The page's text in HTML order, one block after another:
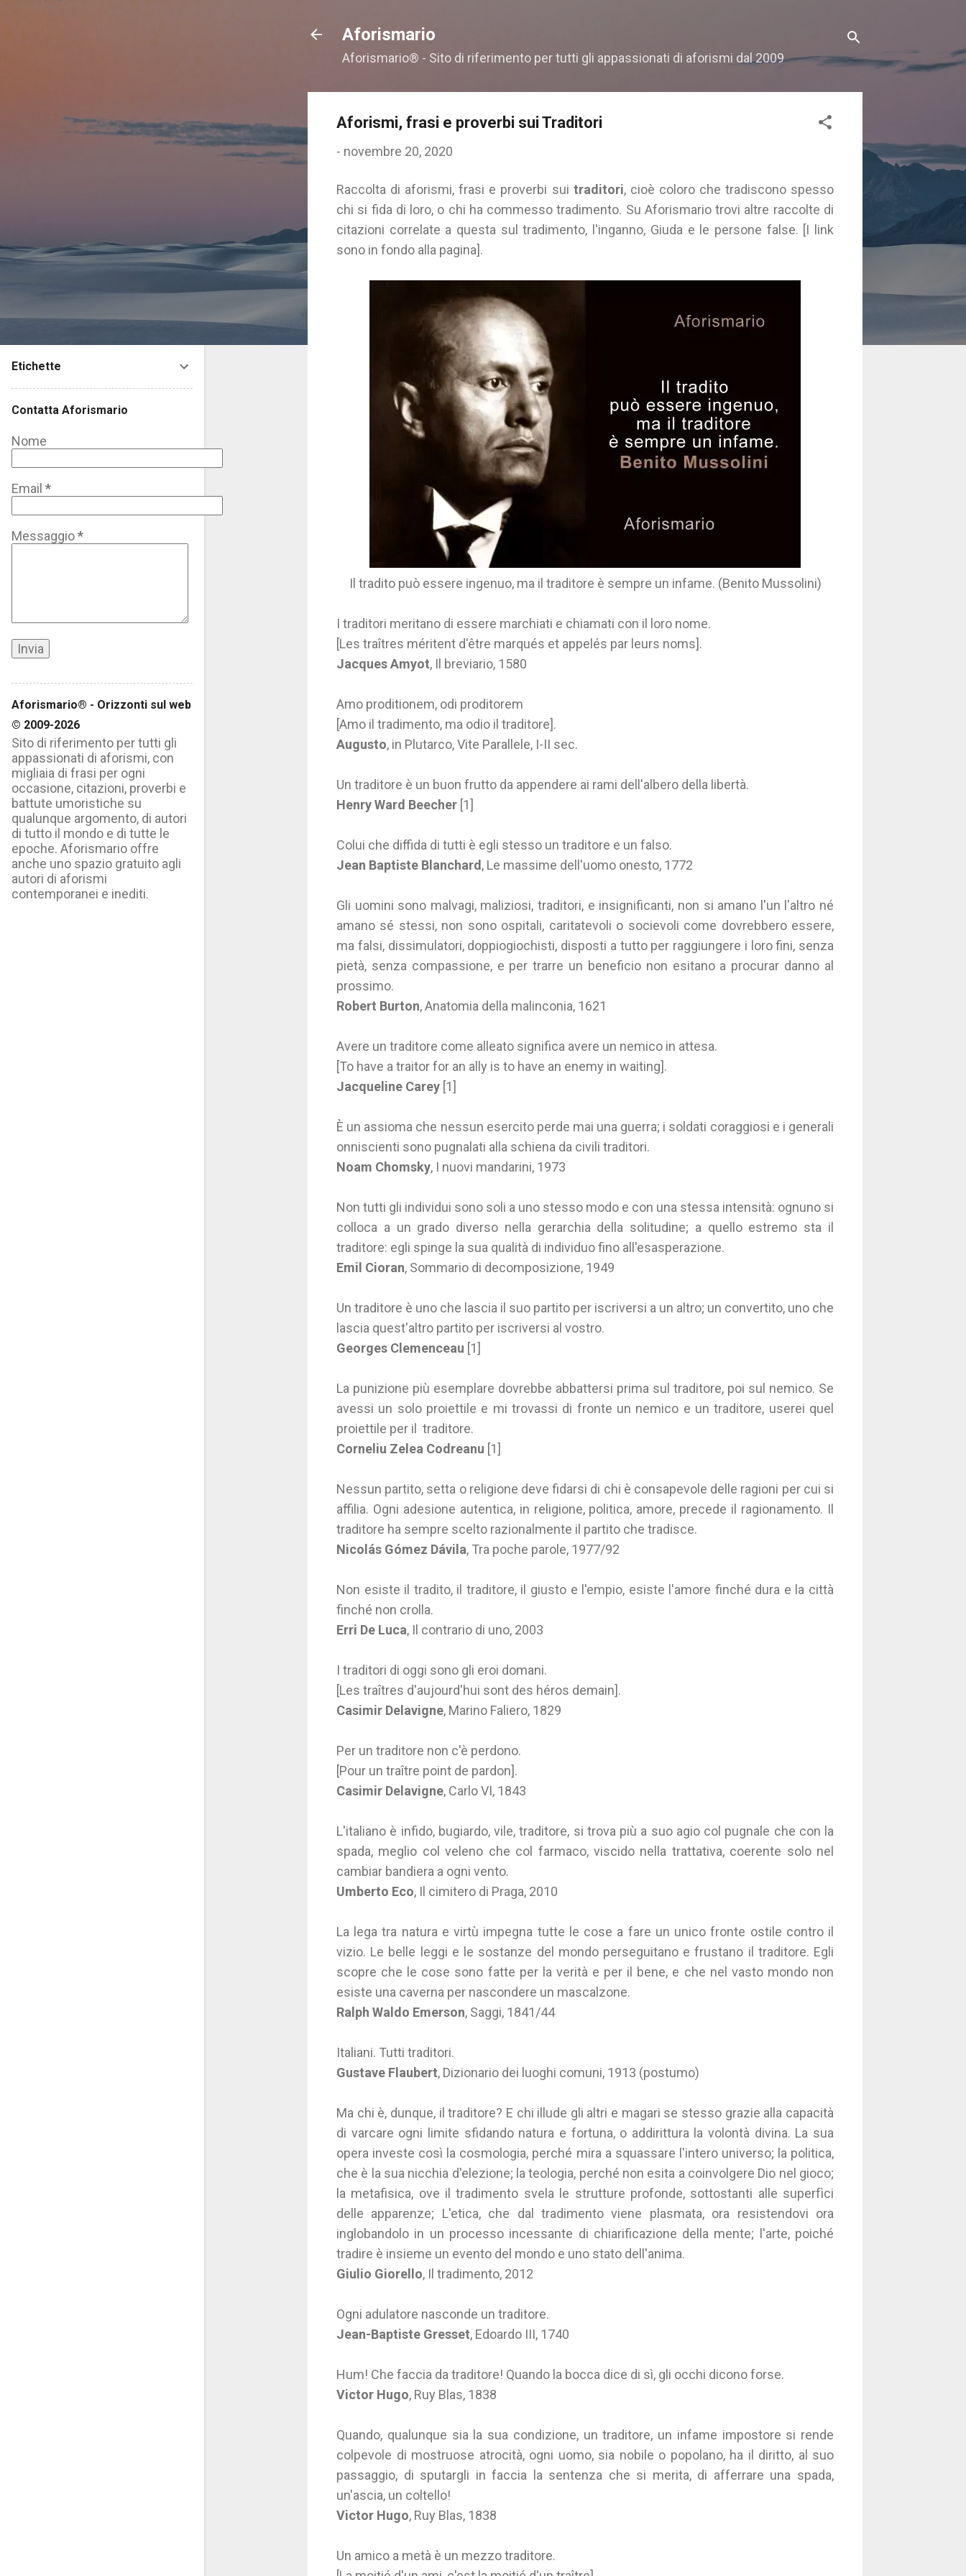
Aforismario
Aforismario® - Sito di riferimento per tutti gli appassionati di aforismi dal 2009
Aforismi, frasi e proverbi sui Traditori
- novembre 20, 2020
Raccolta di aforismi, frasi e proverbi sui traditori, cioè coloro che tradiscono spesso
chi si fida di loro, o chi ha commesso tradimento. Su Aforismario trovi altre raccolte di
citazioni correlate a questa sul tradimento, l'inganno, Giuda e le persone false. [I link
sono in fondo alla pagina].
Il tradito può essere ingenuo, ma il traditore è sempre un infame. (Benito Mussolini)
I traditori meritano di essere marchiati e chiamati con il loro nome.
[Les traîtres méritent d'être marqués et appelés par leurs noms].
Jacques Amyot, Il breviario, 1580
Amo proditionem, odi proditorem
[Amo il tradimento, ma odio il traditore].
Augusto, in Plutarco, Vite Parallele, I-II sec.
Un traditore è un buon frutto da appendere ai rami dell'albero della libertà.
Henry Ward Beecher [1]
Colui che diffida di tutti è egli stesso un traditore e un falso.
Jean Baptiste Blanchard , Le massime dell'uomo onesto, 1772
Gli uomini sono malvagi, maliziosi, traditori, e insignificanti, non si amano l'un l'altro né
amano sé stessi, non sono ospitali, caritatevoli o socievoli come dovrebbero essere,
ma falsi, dissimulatori, doppiogiochisti, disposti a tutto per raggiungere i loro fini, senza
pietà, senza compassione, e per trarre un beneficio non esitano a procurar danno al
prossimo.
Robert Burton, Anatomia della malinconia, 1621
Avere un traditore come alleato significa avere un nemico in attesa.
[To have a traitor for an ally is to have an enemy in waiting].
Jacqueline Carey [1]
È un assioma che nessun esercito perde mai una guerra; i soldati coraggiosi e i generali
onniscienti sono pugnalati alla schiena da civili traditori.
Noam Chomsky, I nuovi mandarini, 1973
Non tutti gli individui sono soli a uno stesso modo e con una stessa intensità: ognuno si
colloca a un grado diverso nella gerarchia della solitudine; a quello estremo sta il
traditore: egli spinge la sua qualità di individuo fino all'esasperazione.
Emil Cioran, Sommario di decomposizione, 1949
Un traditore è uno che lascia il suo partito per iscriversi a un altro; un convertito, uno che
lascia quest'altro partito per iscriversi al vostro.
Georges Clemenceau [1]
La punizione più esemplare dovrebbe abbattersi prima sul traditore, poi sul nemico. Se
avessi un solo proiettile e mi trovassi di fronte un nemico e un traditore, userei quel
proiettile per il traditore.
Corneliu Zelea Codreanu [1]
Nessun partito, setta o religione deve fidarsi di chi è consapevole delle ragioni per cui si
affilia. Ogni adesione autentica, in religione, politica, amore, precede il ragionamento. Il
traditore ha sempre scelto razionalmente il partito che tradisce.
Nicolás Gómez Dávila, Tra poche parole, 1977/92
Non esiste il tradito, il traditore, il giusto e l'empio, esiste l'amore finché dura e la città
finché non crolla.
Erri De Luca, Il contrario di uno, 2003
I traditori di oggi sono gli eroi domani.
[Les traîtres d'aujourd'hui sont des héros demain].
Casimir Delavigne, Marino Faliero, 1829
Per un traditore non c'è perdono.
[Pour un traître point de pardon].
Casimir Delavigne, Carlo VI, 1843
L'italiano è infido, bugiardo, vile, traditore, si trova più a suo agio col pugnale che con la
spada, meglio col veleno che col farmaco, viscido nella trattativa, coerente solo nel
cambiar bandiera a ogni vento.
Umberto Eco, Il cimitero di Praga, 2010
La lega tra natura e virtù impegna tutte le cose a fare un unico fronte ostile contro il
vizio. Le belle leggi e le sostanze del mondo perseguitano e frustano il traditore. Egli
scopre che le cose sono fatte per la verità e per il bene, e che nel vasto mondo non
esiste una caverna per nascondere un mascalzone.
Ralph Waldo Emerson, Saggi, 1841/44
Italiani. Tutti traditori.
Gustave Flaubert, Dizionario dei luoghi comuni, 1913 (postumo)
Ma chi è, dunque, il traditore? E chi illude gli altri e magari se stesso grazie alla capacità
di varcare ogni limite sfidando natura e fortuna, o addirittura la volontà divina. La sua
opera investe così la cosmologia, perché mira a squassare l'intero universo; la politica,
che è la sua nicchia d'elezione; la teologia, perché non esita a coinvolgere Dio nel gioco;
la metafisica, ove il tradimento svela le strutture profonde, sottostanti alle superfìci
delle apparenze; L'etica, che dal tradimento viene plasmata, ora resistendovi ora
inglobandolo in un processo incessante di chiarificazione della mente; l'arte, poiché
tradire è insieme un evento del mondo e uno stato dell'anima.
Giulio Giorello, Il tradimento, 2012
Ogni adulatore nasconde un traditore.
Jean-Baptiste Gresset, Edoardo III, 1740
Hum! Che faccia da traditore! Quando la bocca dice di sì, gli occhi dicono forse.
Victor Hugo, Ruy Blas, 1838
Quando, qualunque sia la sua condizione, un traditore, un infame impostore si rende
colpevole di mostruose atrocità, ogni uomo, sia nobile o popolano, ha il diritto, al suo
passaggio, di sputargli in faccia la sentenza che si merita, di afferrare una spada,
un'ascia, un coltello!
Victor Hugo, Ruy Blas, 1838
Un amico a metà è un mezzo traditore.
Etichette
Contatta Aforismario
Nome
Email *
Messaggio*
Aforismario® - Orizzonti sul web
© 2009-2026
Sito di riferimento per tutti gli
appassionati di aforismi, con
migliaia di frasi per ogni
occasione, citazioni, proverbi e
battute umoristiche su
qualunque argomento, di autori
di tutto il mondo e di tutte le
epoche. Aforismario offre
anche uno spazio gratuito agli
autori di aforismi
contemporanei e inediti.